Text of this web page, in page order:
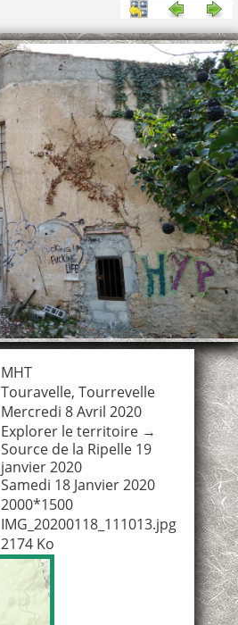
MHT
Touravelle, Tourrevelle
Mercredi 8 Avril 2020
Explorer le territoire→
Source de la Ripelle 19
janvier 2020
Samedi 18 Janvier 2020
2000*1500
IMG_20200118_111013.jpg
2174 Ko